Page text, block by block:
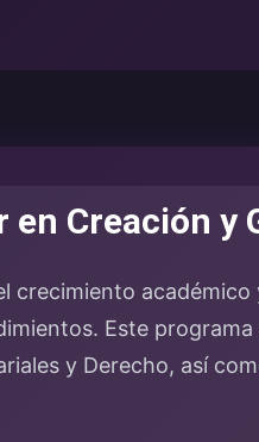
en Creación
crecimiento
Este
y Derecho, así